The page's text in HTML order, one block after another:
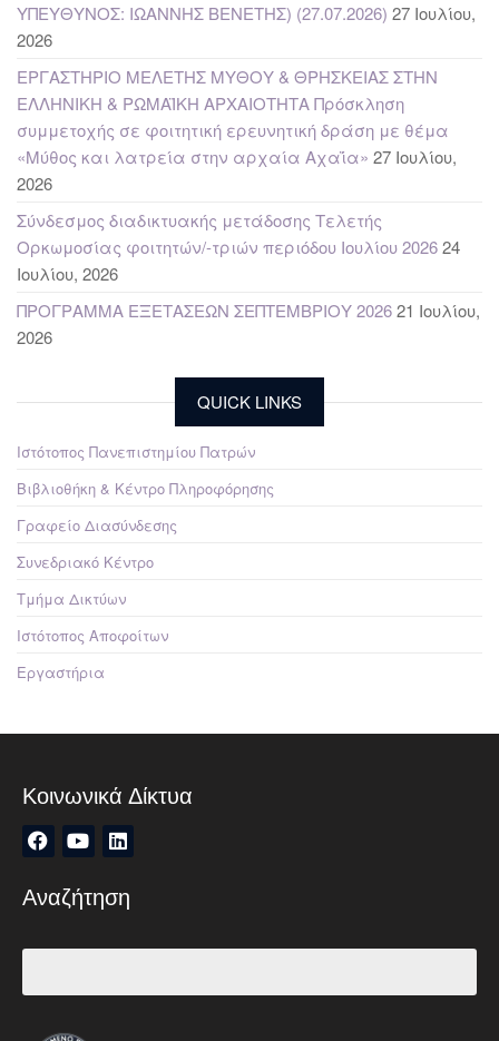
ΥΠΕΥΘΥΝΟΣ: ΙΩΑΝΝΗΣ ΒΕΝΕΤΗΣ) (27.07.2026) 27 Ιουλίου,
2026
ΕΡΓΑΣΤΗΡΙΟ ΜΕΛΕΤΗΣ ΜΥΘΟΥ & ΘΡΗΣΚΕΙΑΣ ΣΤΗΝ
ΕΛΛΗΝΙΚΗ & ΡΩΜΑΪΚΗ ΑΡΧΑΙΟΤΗΤΑ Πρόσκληση
συμμετοχής σε φοιτητική ερευνητική δράση με θέμα
«Μύθος και λατρεία στην αρχαία Αχαΐα» 27 Ιουλίου,
2026
Σύνδεσμος διαδικτυακής μετάδοσης Τελετής
Ορκωμοσίας φοιτητών/-τριών περιόδου Ιουλίου 202624
Ιουλίου, 2026
ΠΡΟΓΡΑΜΜΑ ΕΞΕΤΑΣΕΩΝ ΣΕΠΤΕΜΒΡΙΟΥ 202621 Ιουλίου,
2026
QUICK LINKS
Ιστότοπος Πανεπιστημίου Πατρών
Βιβλιοθήκη & Κέντρο Πληροφόρησης
Γραφείο Διασύνδεσης
Συνεδριακό Κέντρο
Τμήμα Δικτύων
Ιστότοπος Αποφοίτων
Εργαστήρια
Κοινωνικά Δίκτυα
Αναζήτηση